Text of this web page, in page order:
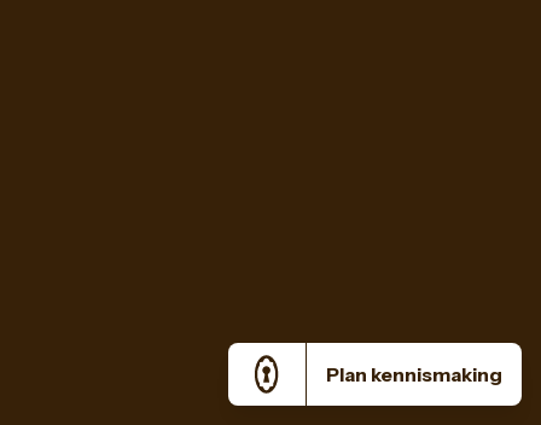
Plan kennismaking